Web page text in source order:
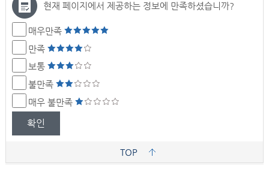
현재 페이지에서 제공하는 정보에 만족하셨습니까?
매우만족
만족
보통
불만족
매우 불만족
확인
TOP